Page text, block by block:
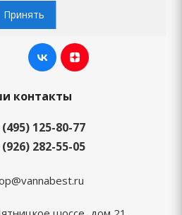
Бренды
контакты
(495) 125-80-77
(926) 282-55-05
Принять